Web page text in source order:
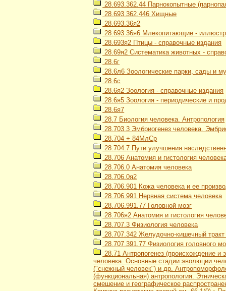
28.693.362.44 Парнокопытные
28.693.362.446 Хищные
28.693.36я2
28.693.36я6 Млекопитающие -
28.693я2 Птицы - справочные издания
28.69я2 Систематика животных -
28.6г
28.6л6 Зоологические парки, сады и
28.6с
28.6я2 Зоология - справочные издания
28.6я5 Зоология - периодические и
28.6я7
28.7 Биология человека. Антропология
28.703.3 Эмбриогенез человека.
28.704 + 84МлСр
28.704.7 Пути улучшения
28.706 Анатомия и гистология
28.706.0 Анатомия человека
28.706.0я2
28.706.901 Кожа человека и ее
28.706.991 Нервная система человека
28.706.991.77 Головной мозг
28.706я2 Анатомия и гистология
28.707.3 Физиология человека
28.707.342 Желудочно-кишечный тракт
28.707.391.77 Физиология головного
28.71 Антропогенез (происхождение и
человека. Основные стадии эволюции
("снежный человек") и др.
(функциональная) антропология.
смешение и географическое